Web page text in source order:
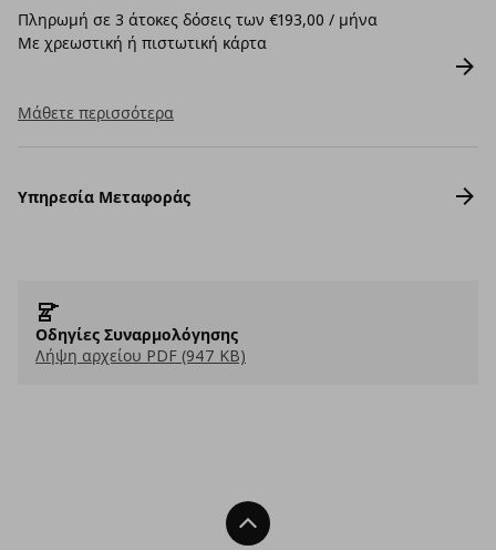
Πληρωμή σε 3 άτοκες δόσεις των €193,00 / μήνα
Με χρεωστική ή πιστωτική κάρτα
Μάθετε περισσότερα
Υπηρεσία Μεταφοράς
Οδηγίες Συναρμολόγησης
Λήψη αρχείου PDF (947 KB)
Back To Top